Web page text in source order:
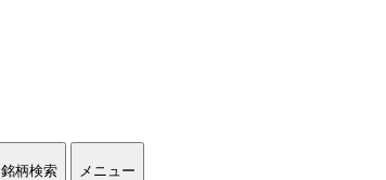
銘柄検索 メニュー